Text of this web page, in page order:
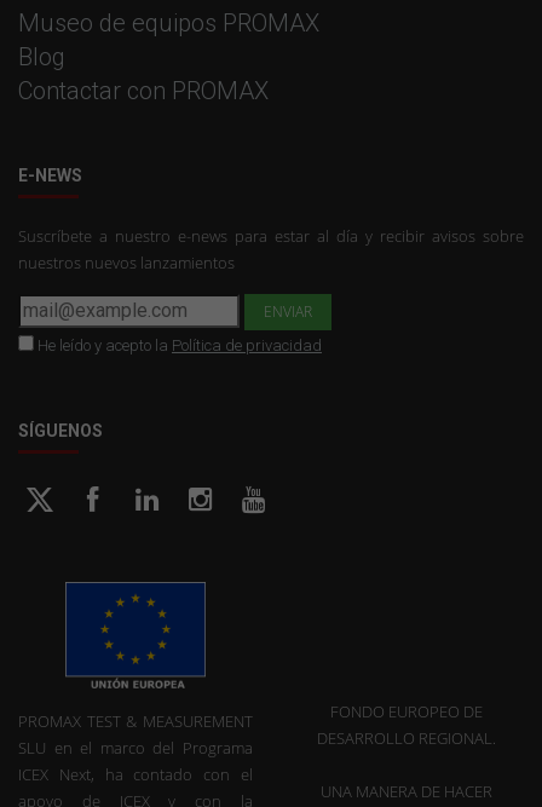
Museo de equipos PROMAX
Blog
Contactar con PROMAX
E-NEWS
Suscríbete a nuestro e-news para estar al día y recibir avisos sobre
nuestros nuevos lanzamientos
He leído y acepto la Política de privacidad
SÍGUENOS
PROMAX TEST & MEASUREMENT
SLU en el marco del Programa
ICEX Next, ha contado con el
apoyo de ICEX y con la
FONDO EUROPEO DE
DESARROLLO REGIONAL.
UNA MANERA DE HACER